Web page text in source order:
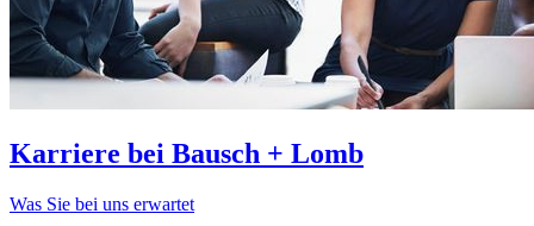
Karriere bei Bausch + Lomb
Was Sie bei uns erwartet